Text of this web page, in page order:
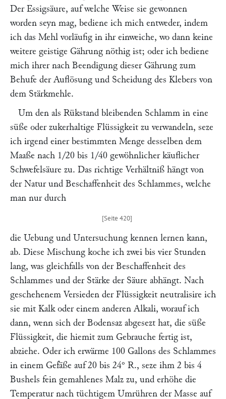
Der Essigsäure, auf welche Weise sie gewonnen
worden seyn mag, bediene ich mich entweder, indem
ich das Mehl vorläufig in ihr einweiche, wo dann keine
weitere geistige Gährung nöthig ist; oder ich bediene
mich ihrer nach Beendigung dieser Gährung zum
Behufe der Auflösung und Scheidung des Klebers von
dem Stärkmehle.
Um den als Rükstand bleibenden Schlamm in eine
süße oder zukerhaltige Flüssigkeit zu verwandeln, seze
ich irgend einer bestimmten Menge desselben dem
Maaße nach 1/20 bis 1/40 gewöhnlicher käuflicher
Schwefelsäure zu. Das richtige Verhältniß hängt von
der Natur und Beschaffenheit des Schlammes, welche
man nur durch
die Uebung und Untersuchung kennen lernen kann,
ab. Diese Mischung koche ich zwei bis vier Stunden
lang, was gleichfalls von der Beschaffenheit des
Schlammes und der Stärke der Säure abhängt. Nach
geschehenem Versieden der Flüssigkeit neutralisire ich
sie mit Kalk oder einem anderen Alkali, worauf ich
dann, wenn sich der Bodensaz abgesezt hat, die süße
Flüssigkeit, die hiemit zum Gebrauche fertig ist,
abziehe. Oder ich erwärme 100 Gallons des Schlammes
in einem Gefäße auf 20 bis 24° R., seze ihm 2 bis 4
Bushels fein gemahlenes Malz zu, und erhöhe die
Temperatur nach tüchtigem Umrühren der Masse auf